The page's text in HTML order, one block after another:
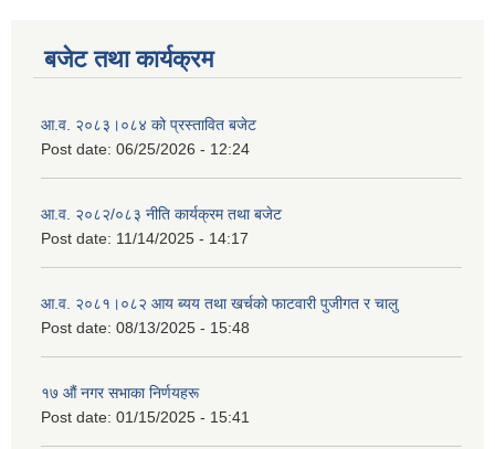
बजेट तथा कार्यक्रम
आ.व. २०८३।०८४ को प्रस्तावित बजेट
Post date: 06/25/2026 - 12:24
आ.व. २०८२/०८३ नीति कार्यक्रम तथा बजेट
Post date: 11/14/2025 - 14:17
आ.व. २०८१।०८२ आय ब्यय तथा खर्चको फाटवारी पुजीगत र चालु
Post date: 08/13/2025 - 15:48
१७ औं नगर सभाका निर्णयहरू
Post date: 01/15/2025 - 15:41